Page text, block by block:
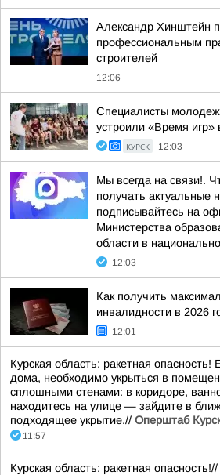
Александр Хинштейн
профессиональным
строителей
12:06
Специалисты
устроили «Время
КУРСК 12:03
Мы всегда на связи!.
получать актуальные
подписывайтесь на
Министерства
области в
12:03
Как получить
инвалидности в 2026
12:01
Курская область: ракетная опасность!
дома, необходимо укрыться в
сплошными стенами: в коридоре,
находитесь на улице — зайдите в
подходящее укрытие.// Оперштаб
11:57
Курская область: ракетная опасность!//